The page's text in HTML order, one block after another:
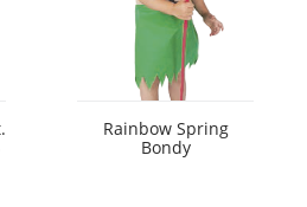
Rainbow Spring
Bondy